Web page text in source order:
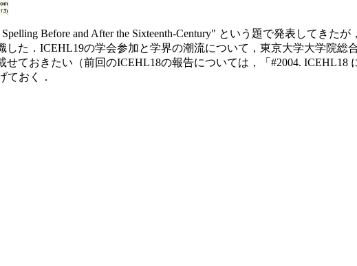
Before and After the Sixteenth-Century" という題で発表してきた
た．ICEHL19の学会参加と学界の潮流について，東京大学大学院総
ておきたい（前回のICEHL18の報告については，「#2004. ICEHL18
ておく．